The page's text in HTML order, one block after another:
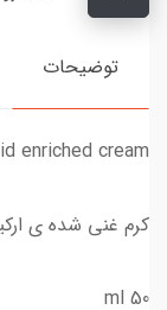
توضیحات
enriched cream
کرم غنی شده ی
50 ml